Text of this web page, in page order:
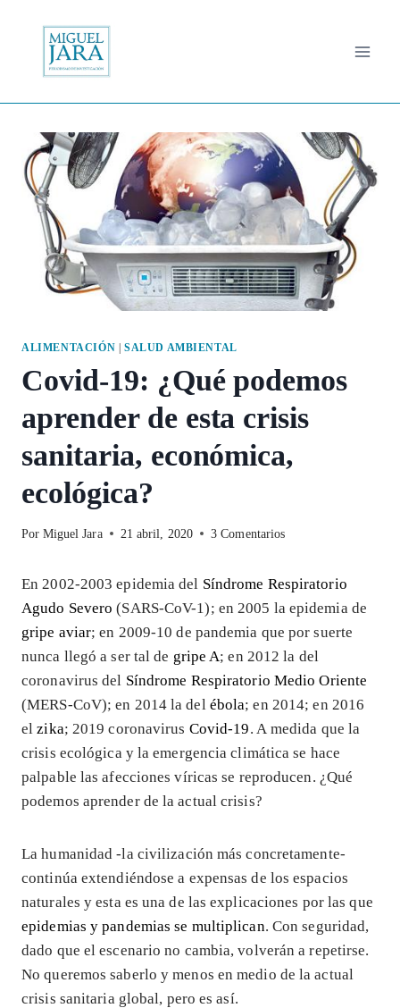
contenido
ALIMENTACIÓN SALUD AMBIENTAL
Covid-19: ¿Qué podemos
aprender de esta crisis
sanitaria, económica,
ecológica?
Por Miguel Jara 21 abril, 2020 3 Comentarios
En 2002-2003 epidemia del Síndrome Respiratorio
Agudo Severo (SARS-CoV-1); en 2005 la epidemia de
gripe aviar; en 2009-10 de pandemia que por suerte
nunca llegó a ser tal de gripe A; en 2012 la del
coronavirus del Síndrome Respiratorio Medio Oriente
(MERS-CoV); en 2014 la del ébola; en 2014; en 2016
elzika; 2019 coronavirus Covid-19. A medida que la
crisis ecológica y la emergencia climática se hace
palpable las afecciones víricas se reproducen. ¿Qué
podemos aprender de la actual crisis?
La humanidad -la civilización más concretamente-
continúa extendiéndose a expensas de los espacios
naturales y esta es una de las explicaciones por las que
epidemias y pandemias se multiplican. Con seguridad,
dado que el escenario no cambia, volverán a repetirse.
No queremos saberlo y menos en medio de la actual
crisis sanitaria global, pero es así.